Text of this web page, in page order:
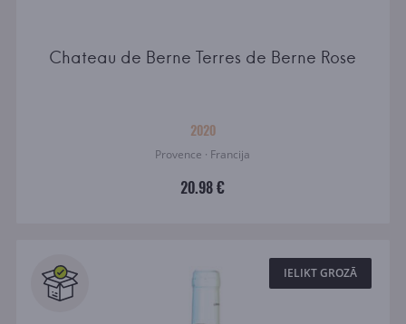
Chateau de Berne Terres de Berne Rose
2020
Provence · Francija
20.98 €
IELIKT GROZĀ